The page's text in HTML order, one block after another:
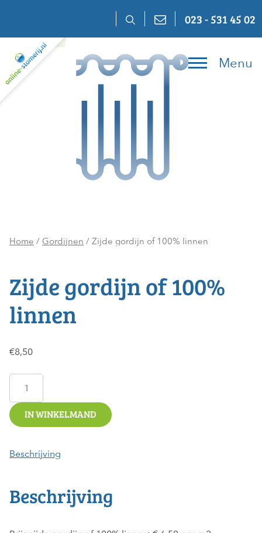
content
023 - 531 45 02
Menu
Home / Gordijnen / Zijde gordijn of 100% linnen
Zijde gordijn of 100%
linnen
€8,50
of
100%
aantal
IN WINKELMAND
Beschrijving
Beschrijving